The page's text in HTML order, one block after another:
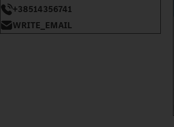
+38514356741
WRITE_EMAIL